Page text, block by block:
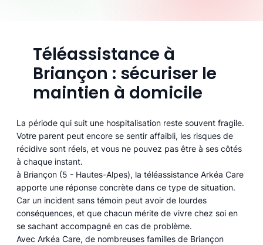
Téléassistance à
Briançon : sécuriser le
maintien à domicile
La période qui suit une hospitalisation reste souvent fragile.
Votre parent peut encore se sentir affaibli, les risques de
récidive sont réels, et vous ne pouvez pas être à ses côtés
à chaque instant.
à Briançon (5 - Hautes-Alpes), la téléassistance Arkéa Care
apporte une réponse concrète dans ce type de situation.
Car un incident sans témoin peut avoir de lourdes
conséquences, et que chacun mérite de vivre chez soi en
se sachant accompagné en cas de problème.
Avec Arkéa Care, de nombreuses familles de Briançon